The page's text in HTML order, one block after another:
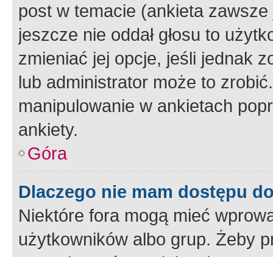
post w temacie (ankieta
jeszcze nie oddał głosu to
zmieniać jej opcje, jeśli jednak
lub administrator może to
manipulowanie w ankietach
ankiety.
Góra
Dlaczego nie mam dostępu
Niektóre fora mogą mieć
użytkowników albo grup. Żeby